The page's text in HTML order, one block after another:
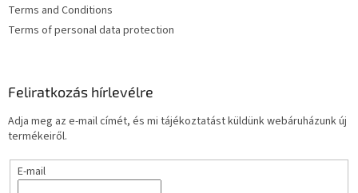
Terms and Conditions
Terms of personal data protection
Feliratkozás hírlevélre
Adja meg az e-mail címét, és mi tájékoztatást küldünk webáruházunk új
termékeiről.
E-mail